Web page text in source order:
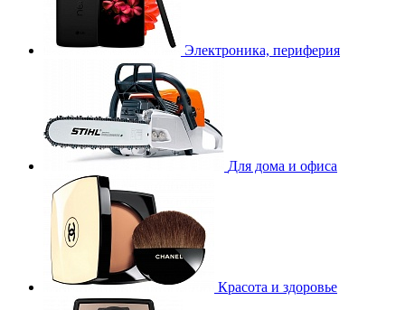
Электроника, периферия
Для дома и офиса
Красота и здоровье